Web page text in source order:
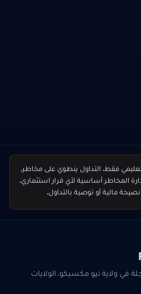
فقط. التداول ينطوي على مخاطر.
المخاطر أساسية لأي قرار استثماري.
مالية أو توصية بالتداول.
ولاية نيو مكسيكو، الولايات